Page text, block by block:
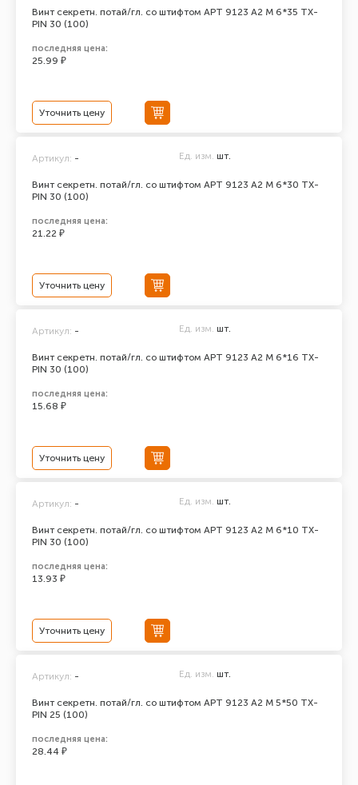
Винт секретн. потай/гл. со штифтом АРТ 9123 А2 M 6*35 TX-
PIN 30 (100)
последняя цена:
25.99 ₽
Уточнить цену
Винт секретн. потай/гл. со штифтом АРТ 9123 А2 M 6*30 TX-
PIN 30 (100)
Артикул: - Ед. изм. шт.
последняя цена:
21.22 ₽
Уточнить цену
Винт секретн. потай/гл. со штифтом АРТ 9123 А2 M 6*16 TX-
PIN 30 (100)
Артикул: - Ед. изм. шт.
последняя цена:
15.68 ₽
Уточнить цену
Винт секретн. потай/гл. со штифтом АРТ 9123 А2 M 6*10 TX-
PIN 30 (100)
Артикул: - Ед. изм. шт.
последняя цена:
13.93 ₽
Уточнить цену
Винт секретн. потай/гл. со штифтом АРТ 9123 А2 M 5*50 TX-
PIN 25 (100)
Артикул: - Ед. изм. шт.
последняя цена:
28.44 ₽